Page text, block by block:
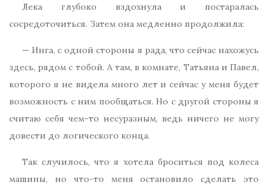
Лека глубоко вздохнула и постаралась
сосредоточиться. Затем она медленно продолжила:
— Инга, с одной стороны я рада, что сейчас нахожусь
здесь, рядом с тобой. А там, в комнате, Татьяна и Павел,
которого я не видела много лет и сейчас у меня будет
возможность с ним пообщаться. Но с другой стороны я
считаю себя чем-то несуразным, ведь ничего не могу
довести до логического конца.
Так случилось, что я хотела броситься под колеса
машины, но что-то меня остановило сделать это